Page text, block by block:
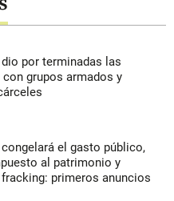
por terminadas las
grupos armados y
el gasto público,
al patrimonio y
primeros anuncios